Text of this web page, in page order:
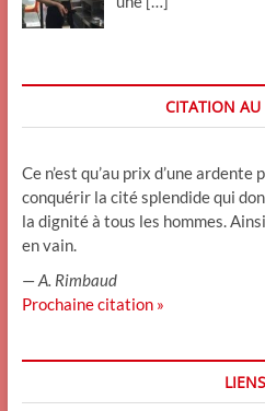
CITATION AU
Ce n’est qu’au prix d’une
conquérir la cité splendide qui
la dignité à tous les hommes.
en vain.
—A. Rimbaud
Prochaine citation »
LIENS